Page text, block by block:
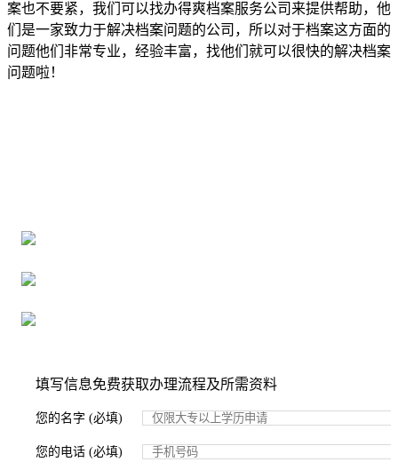
案也不要紧，我们可以找办得爽档案服务公司来提供帮助，他
们是一家致力于解决档案问题的公司，所以对于档案这方面的
问题他们非常专业，经验丰富，找他们就可以很快的解决档案
问题啦！
填写信息免费获取办理流程及所需资料
您的名字 (必填)
您的电话 (必填)